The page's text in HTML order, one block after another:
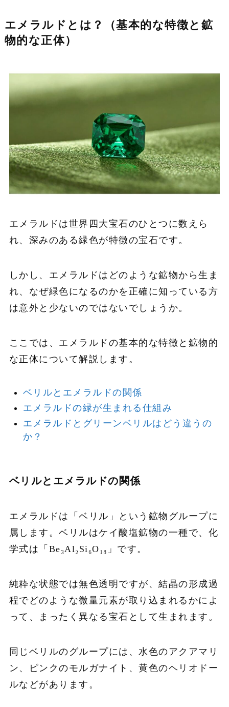
エメラルドとは？（基本的な特徴と鉱
物的な正体）
エメラルドは世界四大宝石のひとつに数えら
れ、深みのある緑色が特徴の宝石です。
しかし、エメラルドはどのような鉱物から生ま
れ、なぜ緑色になるのかを正確に知っている方
は意外と少ないのではないでしょうか。
ここでは、エメラルドの基本的な特徴と鉱物的
な正体について解説します。
ベリルとエメラルドの関係
エメラルドの緑が生まれる仕組み
エメラルドとグリーンベリルはどう違うの
か？
ベリルとエメラルドの関係
エメラルドは「ベリル」という鉱物グループに
属します。ベリルはケイ酸塩鉱物の一種で、化
学式は「Be₃Al₂Si₆O₁₈」です。
純粋な状態では無色透明ですが、結晶の形成過
程でどのような微量元素が取り込まれるかによ
って、まったく異なる宝石として生まれます。
同じベリルのグループには、水色のアクアマリ
ン、ピンクのモルガナイト、黄色のヘリオドー
ルなどがあります。